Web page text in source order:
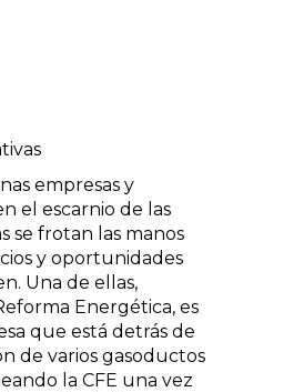
empresas y
el escarnio de las
se frotan las manos
y oportunidades
Una de ellas,
Energética, es
que está detrás de
de varios gasoductos
la CFE una vez